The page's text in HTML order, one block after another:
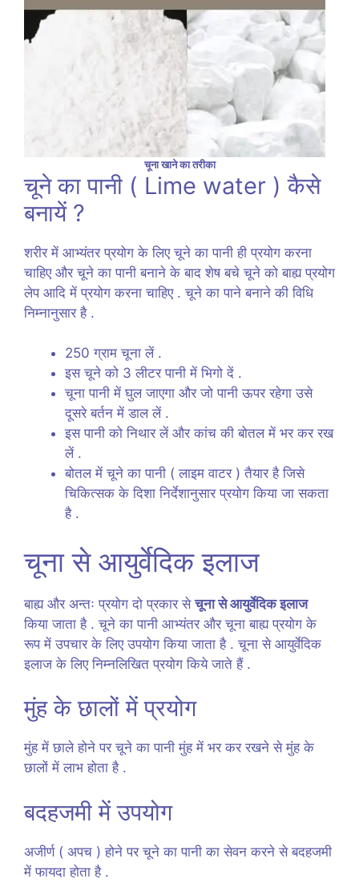
चूना खाने का तरीका
चूने का पानी ( Lime water ) कैसे
बनायें ?
शरीर में आभ्यंतर प्रयोग के लिए चूने का पानी ही प्रयोग करना
चाहिए और चूने का पानी बनाने के बाद शेष बचे चूने को बाह्य प्रयोग
लेप आदि में प्रयोग करना चाहिए . चूने का पाने बनाने की विधि
निम्नानुसार है .
250 ग्राम चूना लें .
इस चूने को 3 लीटर पानी में भिगो दें .
चूना पानी में घुल जाएगा और जो पानी ऊपर रहेगा उसे
दूसरे बर्तन में डाल लें .
इस पानी को निथार लें और कांच की बोतल में भर कर रख
लें .
बोतल में चूने का पानी ( लाइम वाटर ) तैयार है जिसे
चिकित्सक के दिशा निर्देशानुसार प्रयोग किया जा सकता
है .
चूना से आयुर्वेदिक इलाज
बाह्य और अन्तः प्रयोग दो प्रकार सेचूना से आयुर्वेदिक इलाज
किया जाता है . चूने का पानी आभ्यंतर और चूना बाह्य प्रयोग के
रूप में उपचार के लिए उपयोग किया जाता है . चूना से आयुर्वेदिक
इलाज के लिए निम्नलिखित प्रयोग किये जाते हैं .
मुंह के छालों में प्रयोग
मुंह में छाले होने पर चूने का पानी मुंह में भर कर रखने से मुंह के
छालों में लाभ होता है .
बदहजमी में उपयोग
अजीर्ण ( अपच ) होने पर चूने का पानी का सेवन करने से बदहजमी
में फायदा होता है .